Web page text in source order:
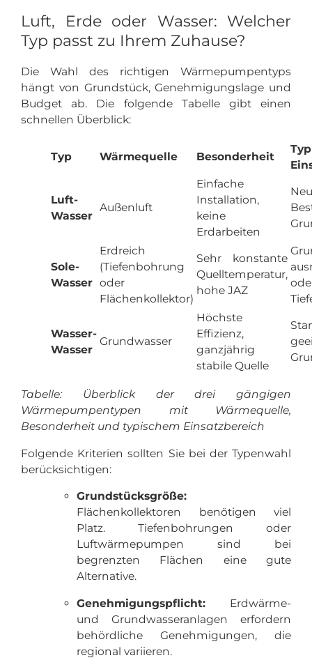
Luft, Erde oder Wasser: Welcher
Typ passt zu Ihrem Zuhause?
Die Wahl des richtigen Wärmepumpentyps
hängt von Grundstück, Genehmigungslage und
Budget ab. Die folgende Tabelle gibt einen
schnellen Überblick:
Typ Wärmequelle Besonderheit
Luft-
Wasser
Außenluft
Einfache
Installation,
keine
Erdarbeiten
Sole-
Wasser
Erdreich
(Tiefenbohrung
oder
Flächenkollektor)
Sehr konstante
Quelltemperatur,
hohe JAZ
Wasser-
Wasser
Grundwasser
Höchste
Effizienz,
ganzjährig
stabile Quelle
Tabelle: Überblick der drei gängigen
Wärmepumpentypen mit Wärmequelle,
Besonderheit und typischem Einsatzbereich
Folgende Kriterien sollten Sie bei der Typenwahl
berücksichtigen:
Grundstücksgröße:
Flächenkollektoren benötigen viel
Platz. Tiefenbohrungen oder
Luftwärmepumpen sind bei
begrenzten Flächen eine gute
Alternative.
Genehmigungspflicht: Erdwärme-
und Grundwasseranlagen erfordern
behördliche Genehmigungen, die
regional variieren.